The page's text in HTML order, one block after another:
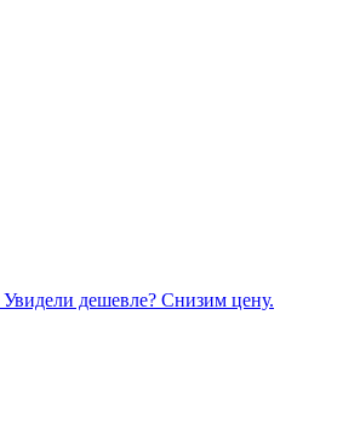
Увидели дешевле? Снизим цену.